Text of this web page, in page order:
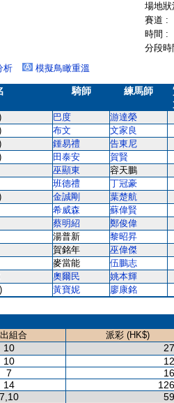
場地
賽道 :
時間 :
分段
析 模擬鳥瞰重溫
騎師 練馬師
巴度 游達榮
布文 文家良
鍾易禮 告東尼
田泰安 賀賢
巫顯東 容天鵬
班德禮 丁冠豪
金誠剛 葉楚航
希威森 蘇偉賢
蔡明紹 鄭俊偉
湯普新 黎昭昇
賀銘年 巫偉傑
麥當能 伍鵬志
奧爾民 姚本輝
黃寶妮
廖康銘
組合
派彩 (HK$)
10
10
7
14
7,10